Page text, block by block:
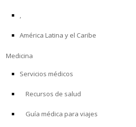
SEGURIDAD
INVESTIGACIÓN
PROGRAMAS PROFESIONALES
,
América Latina y el Caribe
Medicina
Servicios médicos
Recursos de salud
Guía médica para viajes